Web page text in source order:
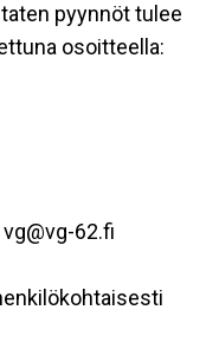
pyynnöt tulee
osoitteella:
62.fi